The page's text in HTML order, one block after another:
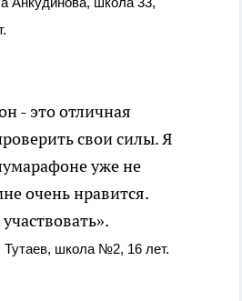
- это отличная
свои силы. Я
уже не
очень нравится.
школа №2, 16 лет.